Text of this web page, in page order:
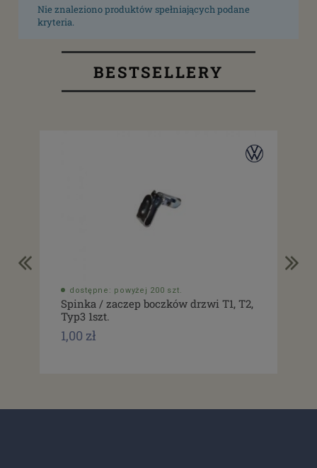
Nie znaleziono produktów spełniających podane
kryteria.
BESTSELLERY
dostępne: powyżej 200 szt.
Spinka / zaczep boczków drzwi T1, T2,
Typ3 1szt.
1,00 zł